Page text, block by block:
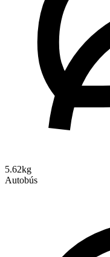
5.62kg
Autobús